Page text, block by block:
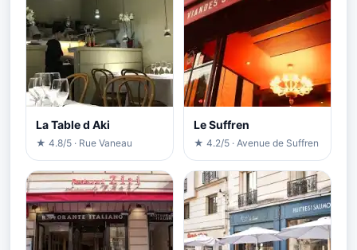
La Table d Aki
★ 4.8/5 · Rue Vaneau
Le Suffren
★ 4.2/5 · Avenue de Suffren